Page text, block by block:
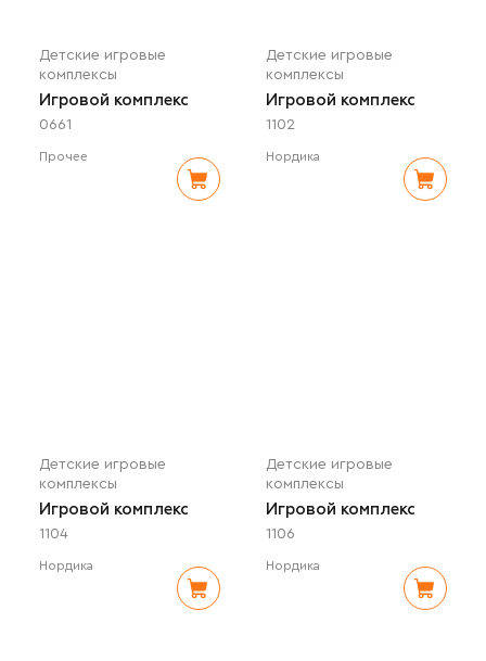
Детские игровые
комплексы
Игровой комплекс
0661
Прочее
Детские игровые
комплексы
Игровой комплекс
1102
Нордика
Детские игровые
комплексы
Игровой комплекс
1104
Нордика
Детские игровые
комплексы
Игровой комплекс
1106
Нордика